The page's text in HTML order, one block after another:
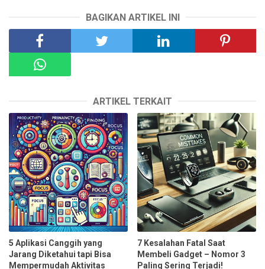
BAGIKAN ARTIKEL INI
ARTIKEL TERKAIT
5 Aplikasi Canggih yang
Jarang Diketahui tapi Bisa
Mempermudah Aktivitas
7 Kesalahan Fatal Saat
Membeli Gadget – Nomor 3
Paling Sering Terjadi!